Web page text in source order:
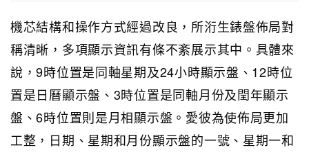
機芯結構和操作方式經過改良，所洐生錶盤佈局對
稱清晰，多項顯示資訊有條不紊展示其中。具體來
說，9時位置是同軸星期及24小時顯示盤、12時位
置是日曆顯示盤、3時位置是同軸月份及閏年顯示
盤、6時位置則是月相顯示盤。愛彼為使佈局更加
工整，日期、星期和月份顯示盤的一號、星期一和